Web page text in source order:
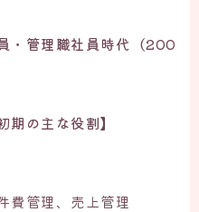
・管理職社員時代（200
期の主な役割】
費管理、売上管理